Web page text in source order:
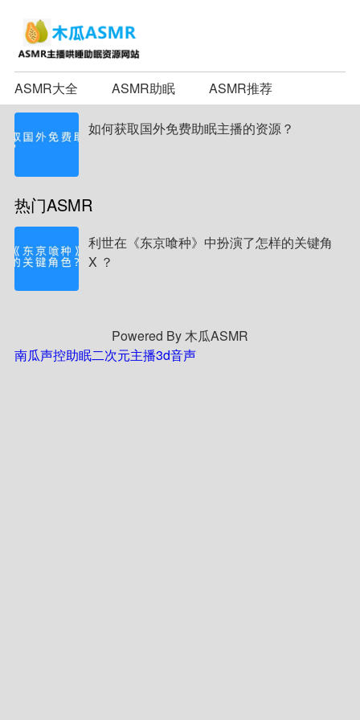
ASMR大全 ASMR助眠 ASMR推荐
如何获取国外免费助眠主播的资源？
热门ASMR
利世在《东京喰种》中扮演了怎样的关键角
X ？
Powered By 木瓜ASMR
南瓜声控助眠二次元主播3d音声